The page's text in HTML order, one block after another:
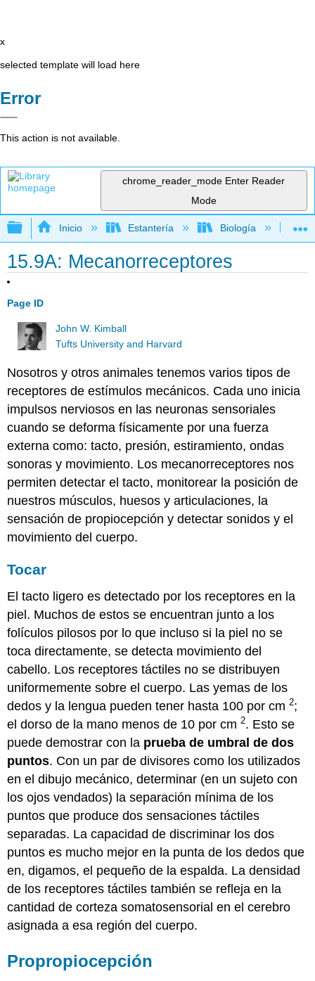
x
selected template will load here
Error
This action is not available.
chrome_reader_mode Enter Reader
Mode
Expandir/contraer jerarquía global
Inicio Estantería Biología
15.9A: Mecanorreceptores
Page ID
John W. Kimball
Tufts University and Harvard
Nosotros y otros animales tenemos varios tipos de
receptores de estímulos mecánicos. Cada uno inicia
impulsos nerviosos en las neuronas sensoriales
cuando se deforma físicamente por una fuerza
externa como: tacto, presión, estiramiento, ondas
sonoras y movimiento. Los mecanorreceptores nos
permiten detectar el tacto, monitorear la posición de
nuestros músculos, huesos y articulaciones, la
sensación de propiocepción y detectar sonidos y el
movimiento del cuerpo.
Tocar
El tacto ligero es detectado por los receptores en la
piel. Muchos de estos se encuentran junto a los
folículos pilosos por lo que incluso si la piel no se
toca directamente, se detecta movimiento del
cabello. Los receptores táctiles no se distribuyen
uniformemente sobre el cuerpo. Las yemas de los
dedos y la lengua pueden tener hasta 100 por cm2;
el dorso de la mano menos de 10 por cm2. Esto se
puede demostrar con la prueba de umbral de dos
puntos. Con un par de divisores como los utilizados
en el dibujo mecánico, determinar (en un sujeto con
los ojos vendados) la separación mínima de los
puntos que produce dos sensaciones táctiles
separadas. La capacidad de discriminar los dos
puntos es mucho mejor en la punta de los dedos que
en, digamos, el pequeño de la espalda. La densidad
de los receptores táctiles también se refleja en la
cantidad de corteza somatosensorial en el cerebro
asignada a esa región del cuerpo.
Propropiocepción